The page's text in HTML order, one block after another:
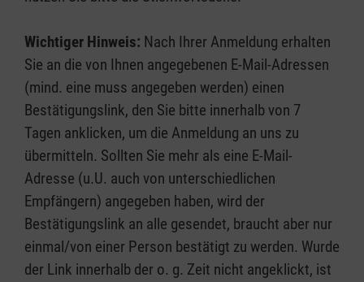
Wichtiger Hinweis: Nach Ihrer Anmeldung erhalten
Sie an die von Ihnen angegebenen E-Mail-Adressen
(mind. eine muss angegeben werden) einen
Bestätigungslink, den Sie bitte innerhalb von 7
Tagen anklicken, um die Anmeldung an uns zu
übermitteln. Sollten Sie mehr als eine E-Mail-
Adresse (u.U. auch von unterschiedlichen
Empfängern) angegeben haben, wird der
Bestätigungslink an alle gesendet, braucht aber nur
einmal/von einer Person bestätigt zu werden. Wurde
der Link innerhalb der o. g. Zeit nicht angeklickt, ist